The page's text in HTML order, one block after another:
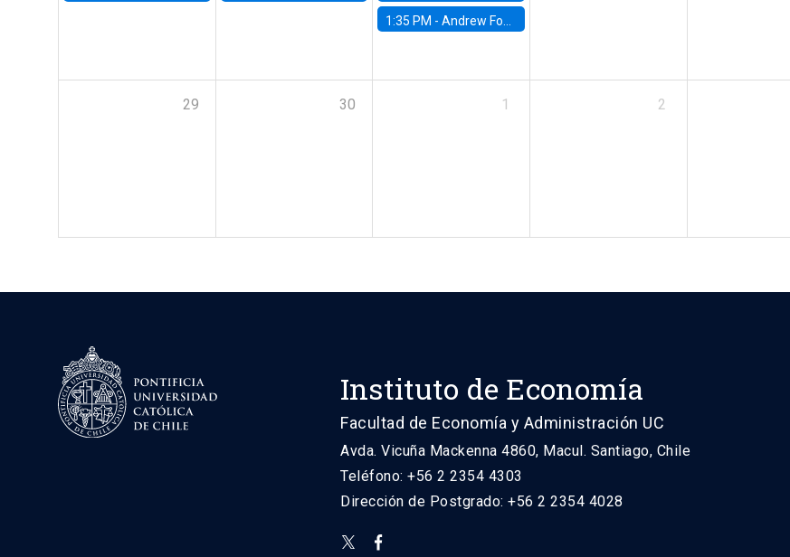
1:35 PM -Andrew Foster, Brown University
29 30 1 2
Instituto de Economía
Facultad de Economía y Administración UC
Avda. Vicuña Mackenna 4860, Macul. Santiago, Chile
Teléfono: +56 2 2354 4303
Dirección de Postgrado: +56 2 2354 4028